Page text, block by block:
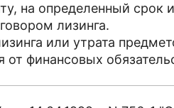
Деньги
на определенный срок
лизинга.
или утрата
от финансовых